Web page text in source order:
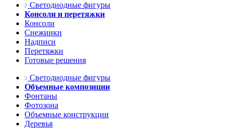
Светодиодные фигуры
Консоли и перетяжки
Консоли
Снежинки
Надписи
Перетяжки
Готовые решения
Светодиодные фигуры
Объемные композиции
Фонтаны
Фотозона
Объемные конструкции
Деревья